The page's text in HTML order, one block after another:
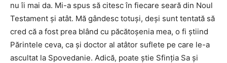
nu îi mai da. Mi-a spus să citesc în fiecare seară din Noul
Testament şi atât. Mă gândesc totuşi, deşi sunt tentată să
cred că a fost prea blând cu păcătoşenia mea, o fi ştiind
Părintele ceva, ca şi doctor al atâtor suflete pe care le-a
ascultat la Spovedanie. Adică, poate ştie Sfinţia Sa şi